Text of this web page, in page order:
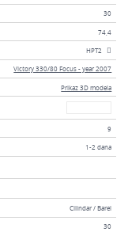
30
74,4
HPT2
Victory 330/80 Focus - year 2007
Prikaz 3D modela
9
1-2 dana
Cilindar / Barel
30